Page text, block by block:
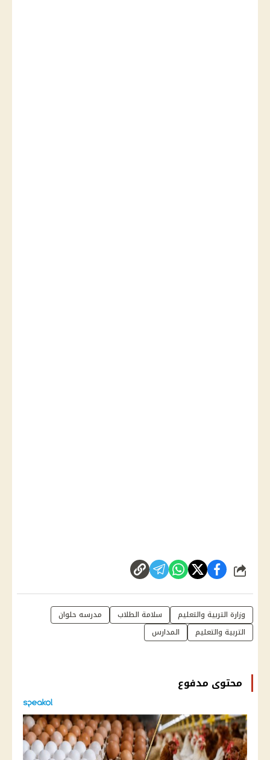
شارك
وزارة التربية والتعليم سلامة الطلاب
مدرسه حلوان
التربية والتعليم
المدارس
محتوى مدفوع